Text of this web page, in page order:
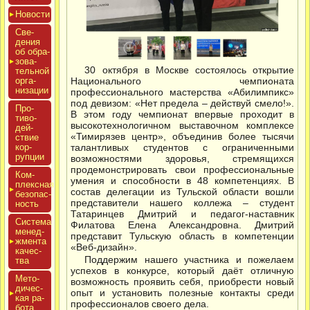
Новос­ти
Све­
дения
об об­ра­
зова­
тель­ной
ор­га­
низа­ции
Про­
тиво­
дей­
ствие
кор­
рупции
Ком­
плексная
бе­зопас­
ность
Сис­те­ма
ме­нед­
жмен­та
ка­чес­
тва
Мето­
дичес­
кая ра­
бота
30 октября в Москве состоялось открытие
Национального чемпионата
профессионального мастерства «Абилимпикс»
под девизом: «Нет предела – действуй смело!».
В этом году чемпионат впервые проходит в
высокотехнологичном выставочном комплексе
«Тимирязев центр», объединив более тысячи
талантливых студентов с ограниченными
возможностями здоровья, стремящихся
продемонстрировать свои профессиональные
умения и способности в 48 компетенциях. В
состав делегации из Тульской области вошли
представители нашего коллежа – студент
Татаринцев Дмитрий и педагог-наставник
Филатова Елена Александровна. Дмитрий
представит Тульскую область в компетенции
«Веб-дизайн».
Поддержим нашего участника и пожелаем
успехов в конкурсе, который даёт отличную
возможность проявить себя, приобрести новый
опыт и установить полезные контакты среди
профессионалов своего дела.